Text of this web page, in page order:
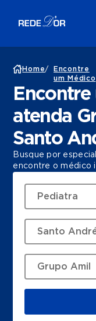
Home/
Encontre
um Médico
atenda
Santo
Busque por
encontre o médico